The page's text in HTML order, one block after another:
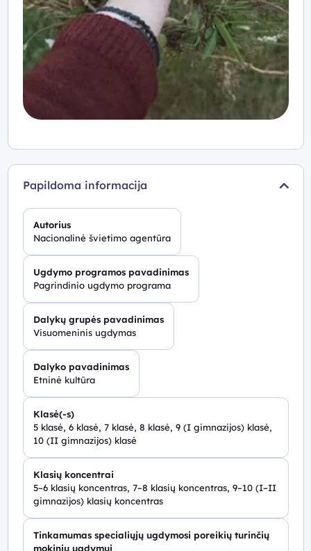
Papildoma informacija
Autorius
Nacionalinė švietimo agentūra
Ugdymo programos pavadinimas
Pagrindinio ugdymo programa
Dalykų grupės pavadinimas
Visuomeninis ugdymas
Dalyko pavadinimas
Etninė kultūra
Klasė(-s)
5 klasė, 6 klasė, 7 klasė, 8 klasė, 9 (I gimnazijos) klasė,
10 (II gimnazijos) klasė
Klasių koncentrai
5–6 klasių koncentras, 7–8 klasių koncentras, 9–10 (I–II
gimnazijos) klasių koncentras
Tinkamumas specialiųjų ugdymosi poreikių turinčių
mokinių ugdymui